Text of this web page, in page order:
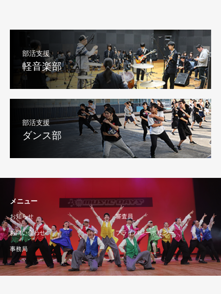
部活支援
軽音楽部
部活支援
ダンス部
メニュー
お知らせ 審査員
お問い合わせ プライバシーポリシー
事務局